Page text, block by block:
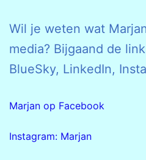
Wil je weten wat
media? Bijgaand de
BlueSky, LinkedIn,
Marjan op Facebook
Instagram: Marjan